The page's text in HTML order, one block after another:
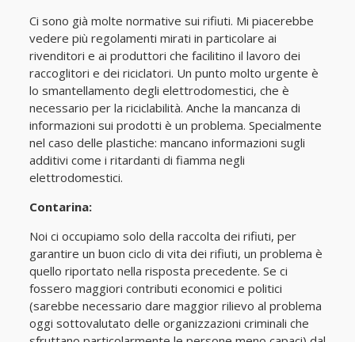
Ci sono già molte normative sui rifiuti. Mi piacerebbe
vedere più regolamenti mirati in particolare ai
rivenditori e ai produttori che facilitino il lavoro dei
raccoglitori e dei riciclatori. Un punto molto urgente è
lo smantellamento degli elettrodomestici, che è
necessario per la riciclabilità. Anche la mancanza di
informazioni sui prodotti è un problema. Specialmente
nel caso delle plastiche: mancano informazioni sugli
additivi come i ritardanti di fiamma negli
elettrodomestici.
Contarina:
Noi ci occupiamo solo della raccolta dei rifiuti, per
garantire un buon ciclo di vita dei rifiuti, un problema è
quello riportato nella risposta precedente. Se ci
fossero maggiori contributi economici e politici
(sarebbe necessario dare maggior rilievo al problema
oggi sottovalutato delle organizzazioni criminali che